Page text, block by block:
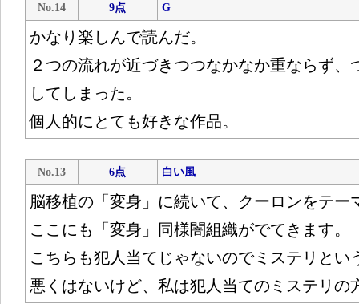
No.14 9点 G
かなり楽しんで読んだ。
２つの流れが近づきつつなかなか重ならず、
してしまった。
個人的にとても好きな作品。
No.13 6点 白い風
脳移植の「変身」に続いて、クーロンをテー
ここにも「変身」同様闇組織がでてきます。
こちらも犯人当てじゃないのでミステリとい
悪くはないけど、私は犯人当てのミステリの